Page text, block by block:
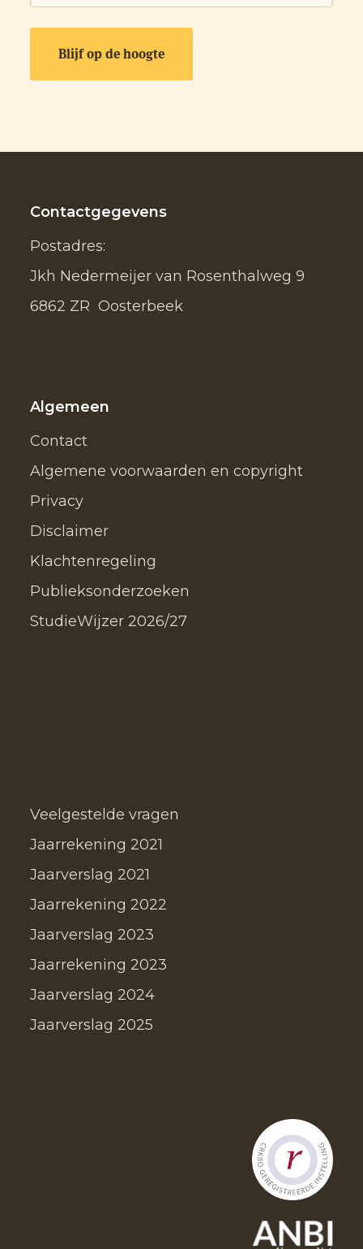
Contactgegevens
Postadres:
Jkh Nedermeijer van Rosenthalweg 9
6862 ZR Oosterbeek
Algemeen
Contact
Algemene voorwaarden en copyright
Privacy
Disclaimer
Klachtenregeling
Publieksonderzoeken
StudieWijzer 2026/27
Veelgestelde vragen
Jaarrekening 2021
Jaarverslag 2021
Jaarrekening 2022
Jaarverslag 2023
Jaarrekening 2023
Jaarverslag 2024
Jaarverslag 2025